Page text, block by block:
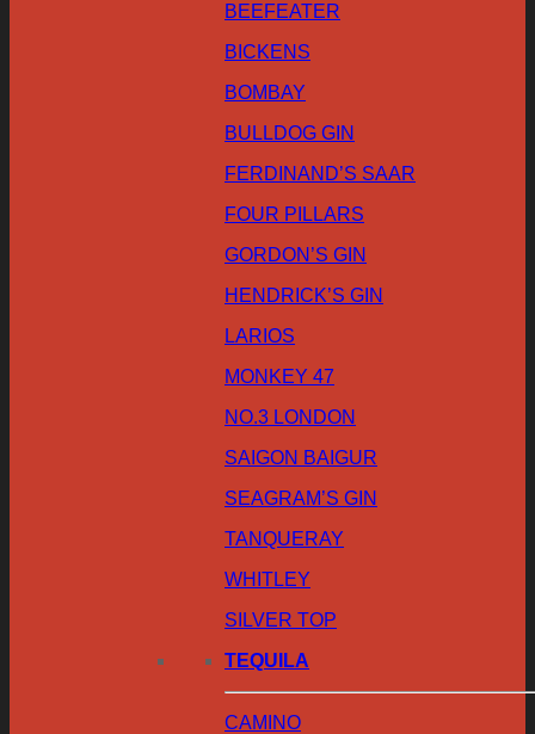
BEEFEATER
BICKENS
BOMBAY
BULLDOG GIN
FERDINAND’S SAAR
FOUR PILLARS
GORDON’S GIN
HENDRICK’S GIN
LARIOS
MONKEY 47
NO.3 LONDON
SAIGON BAIGUR
SEAGRAM’S GIN
TANQUERAY
WHITLEY
SILVER TOP
TEQUILA
CAMINO